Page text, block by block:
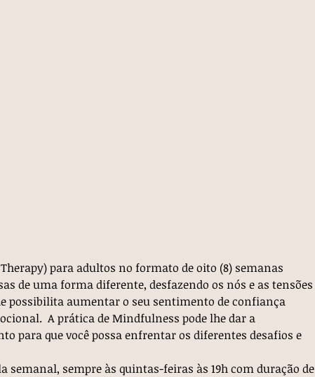
para adultos no formato de oito (8) semanas
de uma forma diferente, desfazendo os nós e as tensões
possibilita aumentar o seu sentimento de confiança
A prática de Mindfulness pode lhe dar a
para que você possa enfrentar os diferentes desafios e
semanal, sempre às quintas-feiras às 19h com duração de